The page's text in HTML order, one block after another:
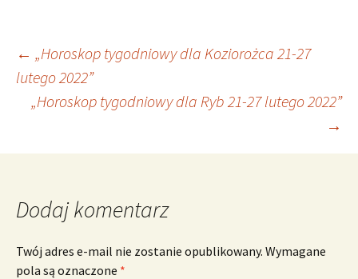
Nawigacja
wpisu
← „Horoskop tygodniowy dla Koziorożca 21-27
lutego 2022”
„Horoskop tygodniowy dla Ryb 21-27 lutego 2022”
→
Dodaj komentarz
Twój adres e-mail nie zostanie opublikowany. Wymagane
pola są oznaczone *